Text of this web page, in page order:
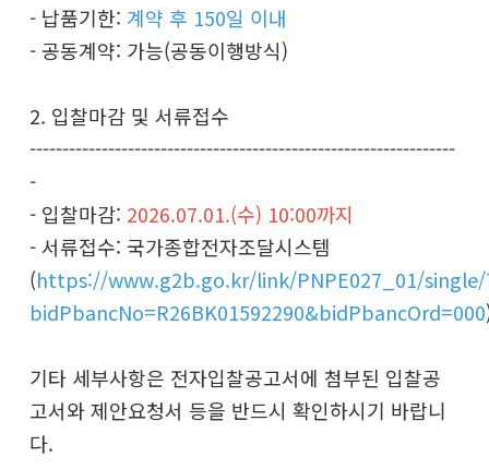
- 납품기한: 계약 후 150일 이내
- 공동계약: 가능(공동이행방식)
2. 입찰마감 및 서류접수
-----------------------------------------------------------------
-
- 입찰마감: 2026.07.01.(수) 10:00까지
- 서류접수: 국가종합전자조달시스템
(https://www.g2b.go.kr/link/PNPE027_01/
bidPbancNo=R26BK01592290&bidPbancOrd=000
기타 세부사항은 전자입찰공고서에 첨부된 입찰공
고서와 제안요청서 등을 반드시 확인하시기 바랍니
다.